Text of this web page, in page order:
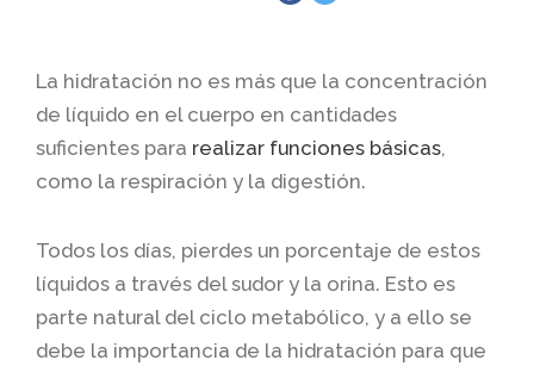
La hidratación no es más que la concentración
de líquido en el cuerpo en cantidades
suficientes para realizar funciones básicas,
como la respiración y la digestión.
Todos los días, pierdes un porcentaje de estos
líquidos a través del sudor y la orina. Esto es
parte natural del ciclo metabólico, y a ello se
debe la importancia de la hidratación para que